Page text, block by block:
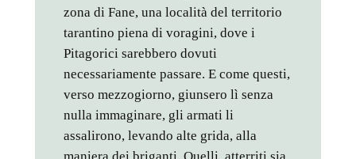
zona di Fane, una località del territorio
tarantino piena di voragini, dove i
Pitagorici sarebbero dovuti
necessariamente passare. E come questi,
verso mezzogiorno, giunsero lì senza
nulla immaginare, gli armati li
assalirono, levando alte grida, alla
maniera dei briganti. Quelli, atterriti sia